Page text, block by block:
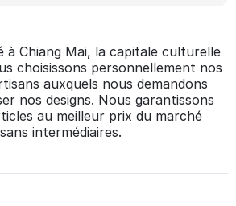
à Chiang Mai, la capitale culturelle
choisissons personnellement nos
auxquels nous demandons
nos designs. Nous garantissons
au meilleur prix du marché
intermédiaires.